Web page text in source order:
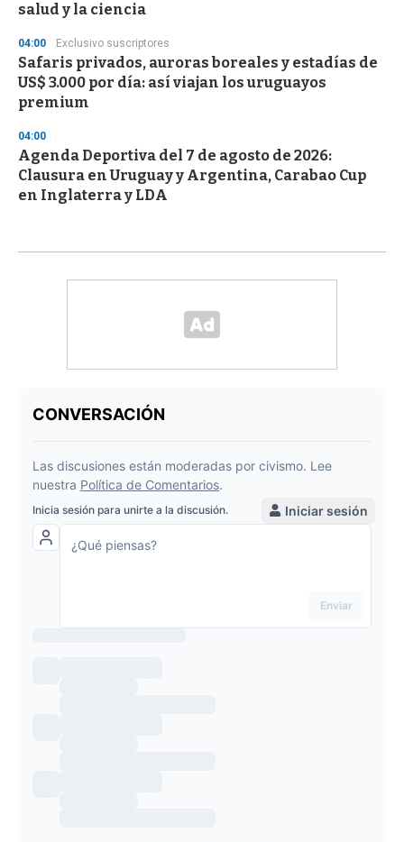
salud y la ciencia
04:00 Exclusivo suscriptores
Safaris privados, auroras boreales y estadías de
US$ 3.000 por día: así viajan los uruguayos
premium
04:00
Agenda Deportiva del 7 de agosto de 2026:
Clausura en Uruguay y Argentina, Carabao Cup
en Inglaterra y LDA